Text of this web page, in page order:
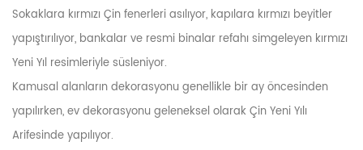
Sokaklara kırmızı Çin fenerleri asılıyor, kapılara kırmızı beyitler
yapıştırılıyor, bankalar ve resmi binalar refahı simgeleyen kırmızı
Yeni Yıl resimleriyle süsleniyor.
Kamusal alanların dekorasyonu genellikle bir ay öncesinden
yapılırken, ev dekorasyonu geleneksel olarak Çin Yeni Yılı
Arifesinde yapılıyor.